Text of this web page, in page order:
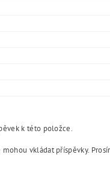
k této položce.
vkládat příspěvky.